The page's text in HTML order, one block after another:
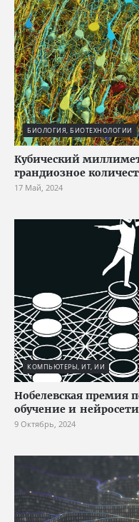
БИОЛОГИЯ, БИОТЕХНОЛОГИИ
Кубический
грандиозное
17 Май, 2024
КОМПЬЮТЕРЫ, ИТ, ИИ
Нобелевская премия
обучение и нейросети
9 Октябрь, 2024